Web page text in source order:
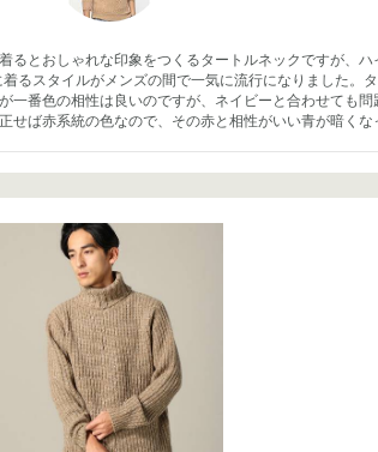
とおしゃれな印象をつくるタートルネックですが、
スタイルがメンズの間で一気に流行になりました。
番色の相性は良いのですが、ネイビーと合わせても
ば赤系統の色なので、その赤と相性がいい青が暗く